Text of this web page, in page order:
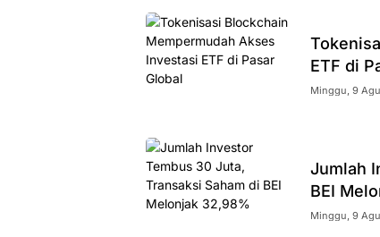
ETF di
Minggu, 9
Jumlah
BEI
Minggu, 9